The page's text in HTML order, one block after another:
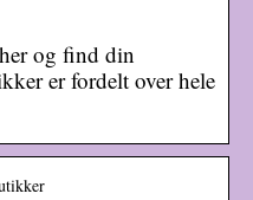
og find din
er fordelt over hele